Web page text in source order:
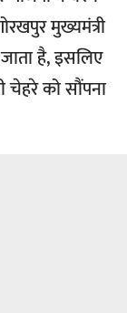
मुख्यमंत्री
है, इसलिए
को सौंपना